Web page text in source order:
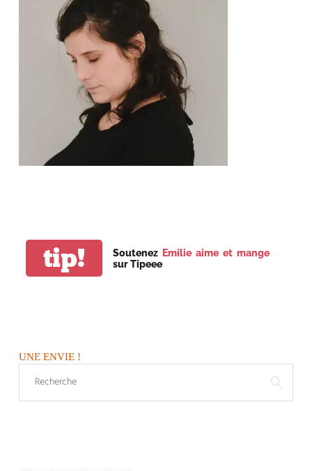
tip! Soutenez Emilie aime et mange
sur Tipeee
UNE ENVIE !